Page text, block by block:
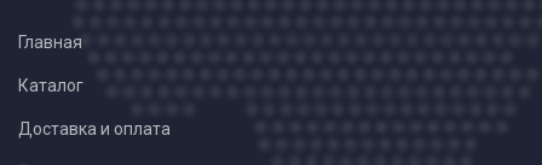
Главная
Каталог
Доставка и оплата